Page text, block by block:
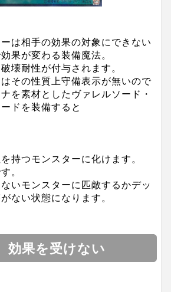
は相手の効果の対象にできない
果が変わる装備魔法。
壊耐性が付与されます。
その性質上守備表示が無いので
を素材としたヴァレルソード・
ドを装備すると
持つモンスターに化けます。
。
いモンスターに匹敵するかデッ
ない状態になります。
効果を受けない